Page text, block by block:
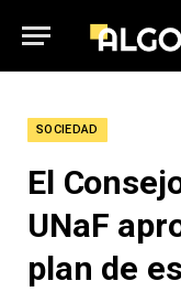
SOCIEDAD
El
UNaF
plan de